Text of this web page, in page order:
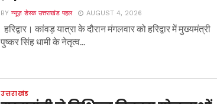
BYन्यूज़ डेस्क उत्तराखंड पहल AUGUST 4, 2026
हरिद्वार। कांवड़ यात्रा के दौरान मंगलवार को हरिद्वार में मुख्यमंत्री
पुष्कर सिंह धामी के नेतृत्व...
उत्तराखंड